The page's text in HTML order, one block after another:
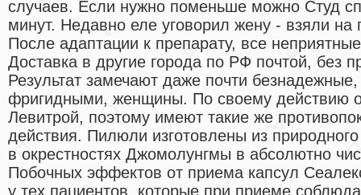
случаев. Если нужно поменьше можно Студ
минут. Недавно еле уговорил жену - взяли на
После адаптации к препарату, все
Доставка в другие города по РФ почтой, без
Результат замечают даже почти
фригидными, женщины. По своему действию
Левитрой, поэтому имеют такие же
действия. Пилюли изготовлены из
в окрестностях Джомолунгмы в абсолютно
Побочных эффектов от приема капсул
у тех пациентов, которые при приеме